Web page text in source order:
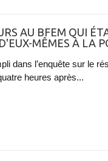
AU BFEM QUI
MÊMES À LA
dans l’enquête sur le
heures après...